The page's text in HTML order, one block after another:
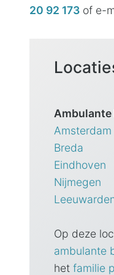
20 92 173 of e-
Amsterdam
Breda
Eindhoven
Nijmegen
Op deze
ambulante
het familie